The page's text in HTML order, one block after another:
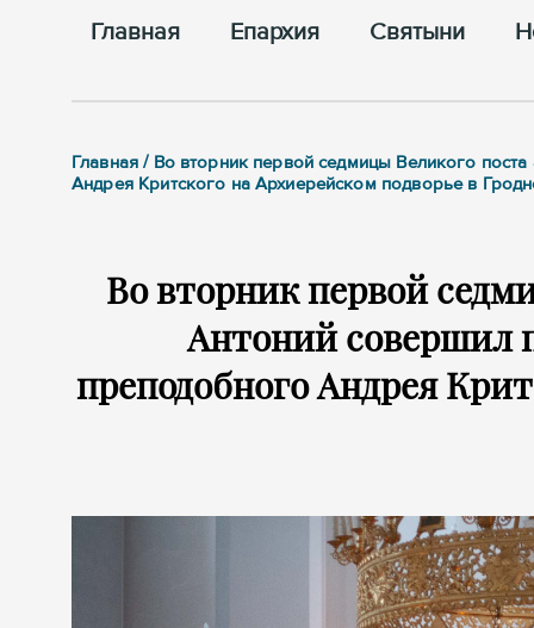
Главная Епархия Cвятыни
Главная / Во вторник первой седмицы Великого
Андрея Критского на Архиерейском подворье в
Во вторник первой
Антоний совершил
преподобного Андрея